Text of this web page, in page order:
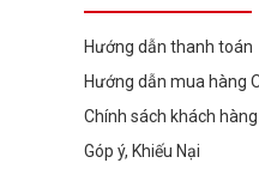
Hướng dẫn thanh toán
Hướng dẫn mua hàng
Chính sách khách hàng
Góp ý, Khiếu Nại